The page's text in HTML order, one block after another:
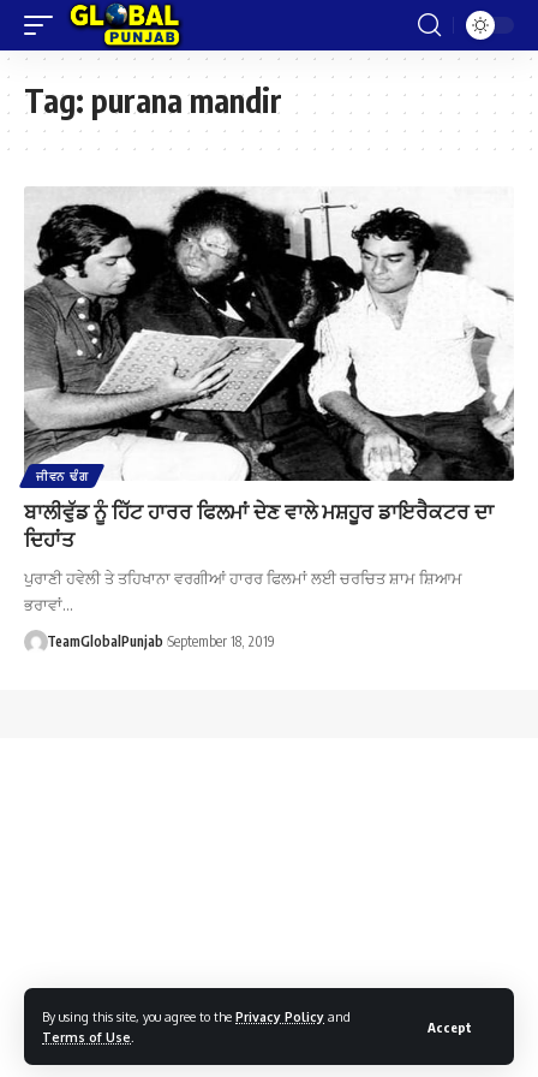
By using this site, you agree to the Privacy Policy and
Terms of Use
Accept
Tag: purana mandir
ਜੀਵਨ ਢੰਗ
ਬਾਲੀਵੁੱਡ ਨੂੰ ਹਿੱਟ ਹਾਰਰ ਫਿਲਮਾਂ ਦੇਣ ਵਾਲੇ ਮਸ਼ਹੂਰ ਡਾਇਰੈਕਟਰ ਦਾ
ਦਿਹਾਂਤ
ਪੁਰਾਣੀ ਹਵੇਲੀ ਤੇ ਤਹਿਖਾਨਾ ਵਰਗੀਆਂ ਹਾਰਰ ਫਿਲਮਾਂ ਲਈ ਚਰਚਿਤ ਸ਼ਾਮ ਸ਼ਿਆਮ
ਭਰਾਵਾਂ…
TeamGlobalPunjab September 18, 2019